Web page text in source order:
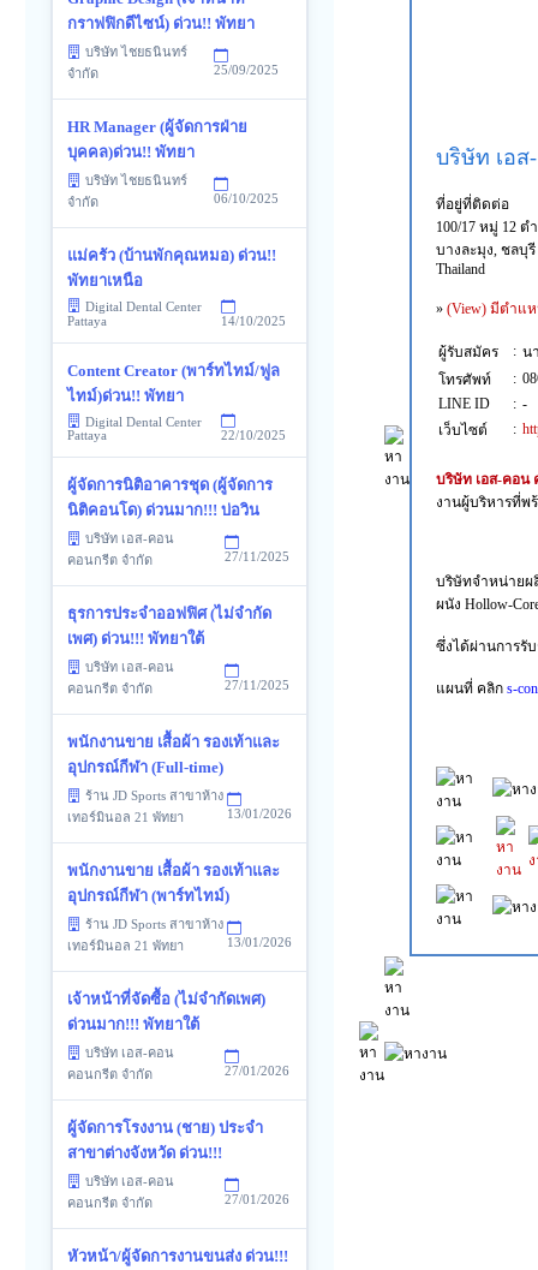
กราฟฟิกดีไซน์) ด่วน!! พัทยา
บริษัท ไชยธนินทร์
จำกัด
25/09/2025
HR Manager (ผู้จัดการฝ่าย
บุคคล)ด่วน!! พัทยา
บริษัท ไชยธนินทร์
จำกัด
06/10/2025
แม่ครัว (บ้านพักคุณหมอ) ด่วน!!
พัทยาเหนือ
Digital Dental Center
Pattaya
14/10/2025
Content Creator (พาร์ทไทม์/ฟูล
ไทม์)ด่วน!! พัทยา
Digital Dental Center
Pattaya
22/10/2025
ผู้จัดการนิติอาคารชุด (ผู้จัดการ
นิติคอนโด) ด่วนมาก!!! บ่อวิน
บริษัท เอส-คอน
คอนกรีต จำกัด
27/11/2025
ธุรการประจำออฟฟิศ (ไม่จำกัด
เพศ) ด่วน!!! พัทยาใต้
บริษัท เอส-คอน
คอนกรีต จำกัด
27/11/2025
พนักงานขาย เสื้อผ้า รองเท้าและ
อุปกรณ์กีฬา (Full-time)
ร้าน JD Sports สาขาห้าง
เทอร์มินอล 21 พัทยา
13/01/2026
พนักงานขาย เสื้อผ้า รองเท้าและ
อุปกรณ์กีฬา (พาร์ทไทม์)
ร้าน JD Sports สาขาห้าง
เทอร์มินอล 21 พัทยา
13/01/2026
เจ้าหน้าที่จัดซื้อ (ไม่จำกัดเพศ)
ด่วนมาก!!! พัทยาใต้
บริษัท เอส-คอน
คอนกรีต จำกัด
27/01/2026
ผู้จัดการโรงงาน (ชาย) ประจำ
สาขาต่างจังหวัด ด่วน!!!
บริษัท เอส-คอน
คอนกรีต จำกัด
27/01/2026
หัวหน้า/ผู้จัดการงานขนส่ง ด่วน!!!
บริษัท เอ
ที่อยู่ที่ติดต่อ
100/17 หมู่ 12
บางละมุง, ชลบุรี
Thailand
» (View) มีตำแ
ผู้รับสมัคร : น
โทรศัพท์
:
LINE ID
: -
เว็บไซต์
:
บริษัท เอส-คอน
งานผู้บริหารที่พ
บริษัทจำหน่ายผ
ผนัง Hollow-
ซึ่งได้ผ่านการรั
แผนที่ คลิก s-